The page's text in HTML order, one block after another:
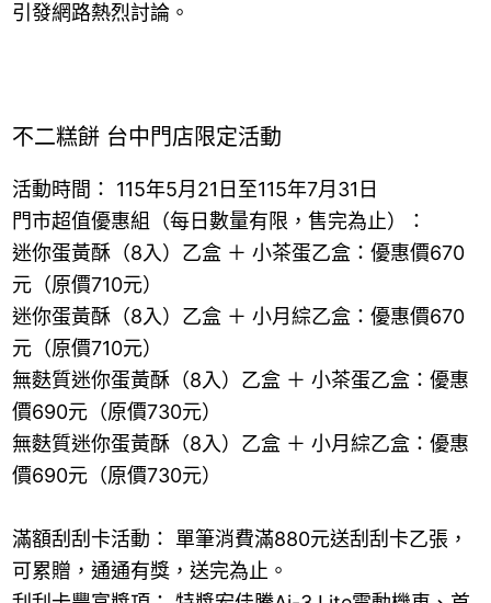
引發網路熱烈討論。
不二糕餅 台中門店限定活動
活動時間： 115年5月21日至115年7月31日
門市超值優惠組（每日數量有限，售完為止）：
迷你蛋黃酥（8入）乙盒 ＋ 小茶蛋乙盒：優惠價670
元（原價710元）
迷你蛋黃酥（8入）乙盒 ＋ 小月綜乙盒：優惠價670
元（原價710元）
無麩質迷你蛋黃酥（8入）乙盒 ＋ 小茶蛋乙盒：優惠
價690元（原價730元）
無麩質迷你蛋黃酥（8入）乙盒 ＋ 小月綜乙盒：優惠
價690元（原價730元）
滿額刮刮卡活動： 單筆消費滿880元送刮刮卡乙張，
可累贈，通通有獎，送完為止。